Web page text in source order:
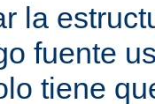
la
fuente
tiene